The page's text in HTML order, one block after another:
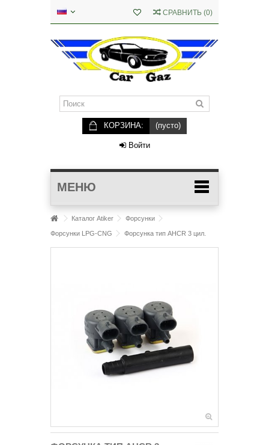
СРАВНИТЬ (0)
КОРЗИНА: (пусто)
Войти
МЕНЮ
Каталог Atiker Форсунки
Форсунки LPG-CNG Форсунка тип АНCR 3 цил.